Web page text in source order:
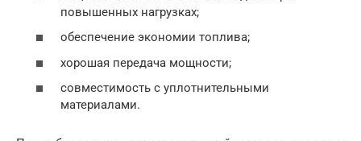
повышенных нагрузках;
обеспечение экономии топлива;
хорошая передача мощности;
совместимость с уплотнительными
материалами.